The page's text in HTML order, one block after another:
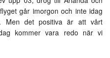
går imorgon och inte idag
Men det positiva är att vårt
kommer vara redo när vi